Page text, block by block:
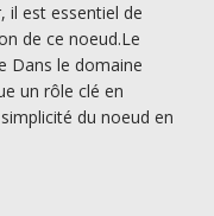
il est essentiel de
de ce noeud.Le
Dans le domaine
un rôle clé en
du noeud en